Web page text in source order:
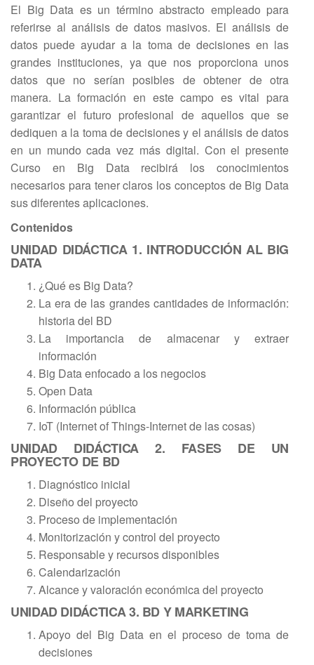
El Big Data es un término abstracto empleado para
referirse al análisis de datos masivos. El análisis de
datos puede ayudar a la toma de decisiones en las
grandes instituciones, ya que nos proporciona unos
datos que no serían posibles de obtener de otra
manera. La formación en este campo es vital para
garantizar el futuro profesional de aquellos que se
dediquen a la toma de decisiones y el análisis de datos
en un mundo cada vez más digital. Con el presente
Curso en Big Data recibirá los conocimientos
necesarios para tener claros los conceptos de Big Data
sus diferentes aplicaciones.
Contenidos
UNIDAD DIDÁCTICA 1. INTRODUCCIÓN AL BIG
DATA
¿Qué es Big Data?
La era de las grandes cantidades de información:
historia del BD
La importancia de almacenar y extraer
información
Big Data enfocado a los negocios
Open Data
Información pública
IoT (Internet of Things-Internet de las cosas)
UNIDAD DIDÁCTICA 2. FASES DE UN
PROYECTO DE BD
Diagnóstico inicial
Diseño del proyecto
Proceso de implementación
Monitorización y control del proyecto
Responsable y recursos disponibles
Calendarización
Alcance y valoración económica del proyecto
UNIDAD DIDÁCTICA 3. BD Y MARKETING
Apoyo del Big Data en el proceso de toma de
decisiones